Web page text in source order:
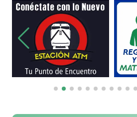
Belleza
Bordados y Estampados